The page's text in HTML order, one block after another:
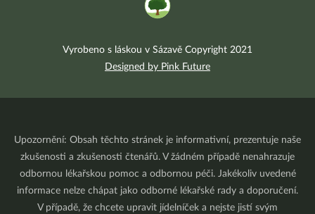
Vyrobeno s láskou v Sázavě Copyright 2021
Designed by Pink Future
Upozornění: Obsah těchto stránek je informativní, prezentuje naše
zkušenosti a zkušenosti čtenářů. V žádném případě nenahrazuje
odbornou lékařskou pomoc a odbornou péči. Jakékoliv uvedené
informace nelze chápat jako odborné lékařské rady a doporučení.
V případě, že chcete upravit jídelníček a nejste jistí svým